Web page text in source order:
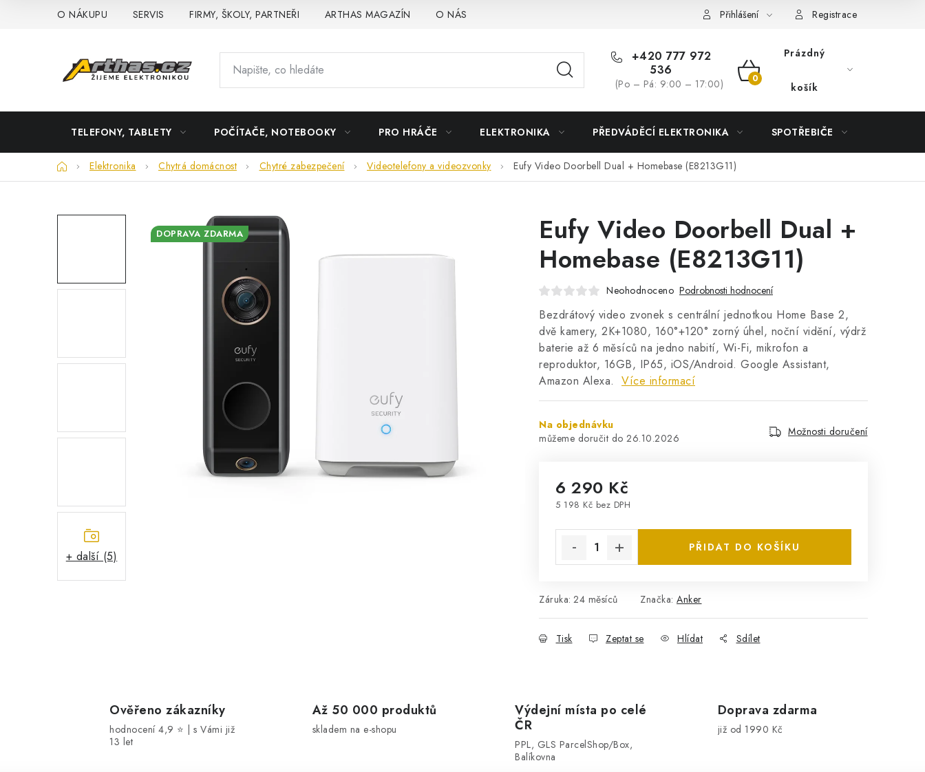
O NÁKUPU SERVIS FIRMY, ŠKOLY, PARTNEŘI ARTHAS MAGAZÍN O NÁS Přihlášení Registrace
+420 777 972
536
(Po – Pá: 9:00 – 17:00)
NÁKUPNÍ
Prázdný
košík
TELEFONY, TABLETY POČÍTAČE, NOTEBOOKY PRO HRÁČE ELEKTRONIKA PŘEDVÁDĚCÍ ELEKTRONIKA SPOTŘEBIČE
DomůElektronika Chytrá domácnost Chytré zabezpečení Videotelefony a videozvonky Eufy Video Doorbell Dual + Homebase (E8213G11)
+ další (5)
Eufy Video Doorbell Dual +
Homebase (E8213G11)
Neohodnoceno Podrobnosti hodnocení
Bezdrátový video zvonek s centrální jednotkou Home Base 2,
dvě kamery, 2K+1080, 160°+120° zorný úhel, noční vidění, výdrž
baterie až 6 měsíců na jedno nabití, Wi-Fi, mikrofon a
reproduktor, 16GB, IP65, iOS/Android. Google Assistant,
Amazon Alexa. Více informací
Na objednávku
26.10.2026
Možnosti doručení
6 290 Kč
5 198 Kč bez DPH
PŘIDAT DO KOŠÍKU
Záruka: 24 měsíců Značka: Anker
Tisk Zeptat se Hlídat Sdílet
DOPRAVA ZDARMA
Ověřeno zákazníky
hodnocení 4,9 ⭐ | s Vámi již
13 let
Až 50 000 produktů
skladem na e-shopu
Výdejní místa po celé
ČR
PPL, GLS ParcelShop/Box,
Balíkovna
Doprava zdarma
již od 1990 Kč